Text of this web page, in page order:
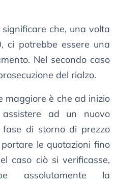
che, una volta
ci potrebbe essere una
Nel secondo caso
del rialzo.
maggiore è che ad inizio
ad un nuovo
di storno di prezzo
le quotazioni fino
caso ciò si verificasse,
assolutamente la